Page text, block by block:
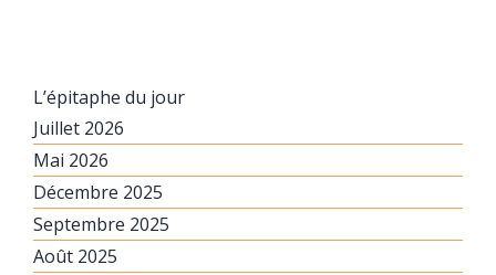
L’épitaphe du jour
Juillet 2026
Mai 2026
Décembre 2025
Septembre 2025
Août 2025